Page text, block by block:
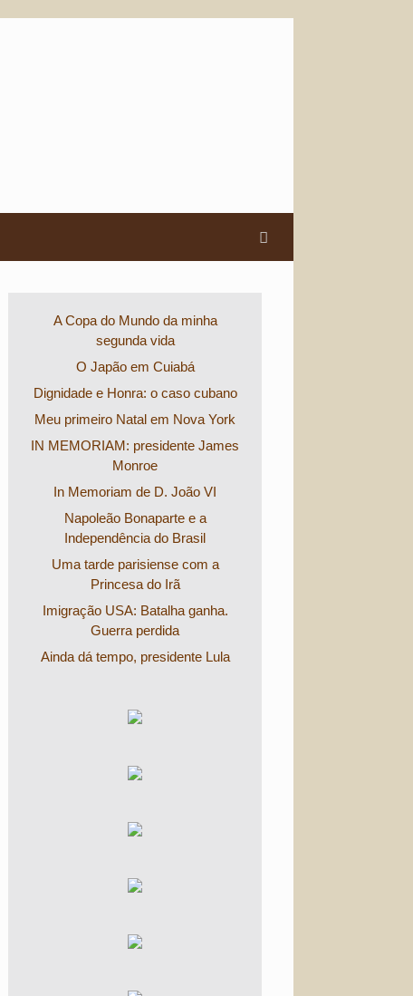
A Copa do Mundo da minha
segunda vida
O Japão em Cuiabá
Dignidade e Honra: o caso cubano
Meu primeiro Natal em Nova York
IN MEMORIAM: presidente James
Monroe
In Memoriam de D. João VI
Napoleão Bonaparte e a
Independência do Brasil
Uma tarde parisiense com a
Princesa do Irã
Imigração USA: Batalha ganha.
Guerra perdida
Ainda dá tempo, presidente Lula